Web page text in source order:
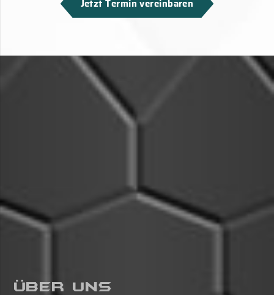
Jetzt Termin vereinbaren
Über Uns